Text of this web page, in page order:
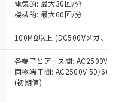
電気的: 最大30回/分
機械的: 最大60回/分
100MΩ以上 (DC500Vメガ、点
各端子とアース間: AC2500V
同極端子間: AC2500V 50/
(初期値)
標準価格はお客
お客様担当のオ
・当社販売員に
店や当社販売拠
ク
」をご確認
格結果を当社の
以下、フタル酸ブチ
、フタル酸ジブチル
酸ジイソブチル
び制御機器に対する
いては閾値を超える意
ます。
、 DIBP(フタル酸ジ
ル酸ブチルベンジ
シル)) : 1000ppm
する場合は、完
法に輸出されな
じます。
兵器、ミサイ
器またはその他
造装置等に一切
三者に販売する
いが在庫あり
在庫状況につ
お取引先、ま
オムロン制御
販売員にご確